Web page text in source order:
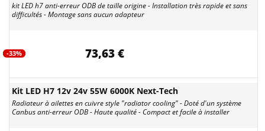
kit LED h7 anti-erreur ODB de taille origine - Installation très rapide et sans
difficultés - Montage sans aucun adapteur
-33% 73,63 €
Kit LED H7 12v 24v 55W 6000K Next-Tech
Radiateur à ailettes en cuivre style "radiator cooling" - Doté d'un système
Canbus anti-erreur ODB - Haute qualité - Compact et facile à installer